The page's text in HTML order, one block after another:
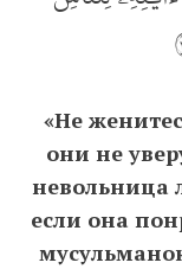
«Не
они не
невольница
если она